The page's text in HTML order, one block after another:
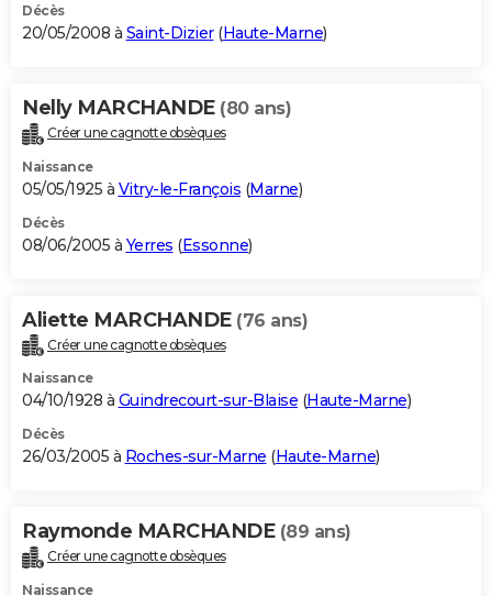
Décès
20/05/2008 à Saint-Dizier(Haute-Marne)
Nelly MARCHANDE (80 ans)
Créer une cagnotte obsèques
Naissance
05/05/1925 à Vitry-le-François (Marne)
Décès
08/06/2005 à Yerres (Essonne)
Aliette MARCHANDE (76 ans)
Créer une cagnotte obsèques
Naissance
04/10/1928 à Guindrecourt-sur-Blaise (Haute-Marne)
Décès
26/03/2005 à Roches-sur-Marne (Haute-Marne)
Raymonde MARCHANDE (89 ans)
Créer une cagnotte obsèques
Naissance